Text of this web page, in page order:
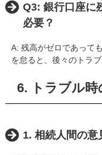
Q3: 銀行口座に
必要？
A: 残高がゼロであって
を怠ると、後々のトラ
6. トラブル
1. 相続人間の意